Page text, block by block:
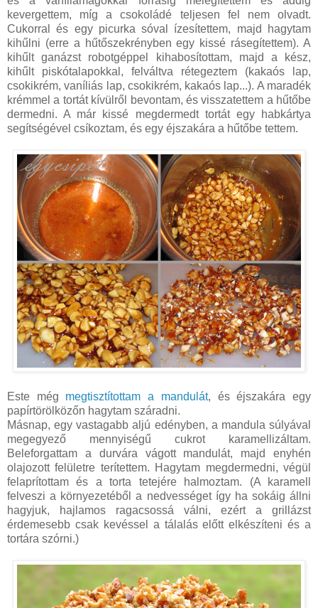
kevergettem, míg a csokoládé teljesen fel nem olvadt.
Cukorral és egy picurka sóval ízesítettem, majd hagytam
kihűlni (erre a hűtőszekrényben egy kissé rásegítettem). A
kihűlt ganázst robotgéppel kihabosítottam, majd a kész,
kihűlt piskótalapokkal, felváltva rétegeztem (kakaós lap,
csokikrém, vaníliás lap, csokikrém, kakaós lap...). A maradék
krémmel a tortát kívülről bevontam, és visszatettem a hűtőbe
dermedni. A már kissé megdermedt tortát egy habkártya
segítségével csíkoztam, és egy éjszakára a hűtőbe tettem.
Este még megtisztítottam a mandulát, és éjszakára egy
papírtörölközőn hagytam száradni.
Másnap, egy vastagabb aljú edényben, a mandula súlyával
megegyező mennyiségű cukrot karamellizáltam.
Beleforgattam a durvára vágott mandulát, majd enyhén
olajozott felületre terítettem. Hagytam megdermedni, végül
felaprítottam és a torta tetejére halmoztam. (A karamell
felveszi a környezetéből a nedvességet így ha sokáig állni
hagyjuk, hajlamos ragacsossá válni, ezért a grillázst
érdemesebb csak kevéssel a tálalás előtt elkészíteni és a
tortára szórni.)